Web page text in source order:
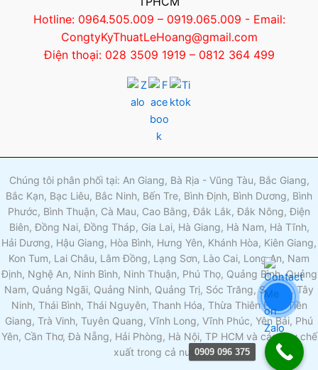
Hotline: 0964.505.009 – 0919.065.009 - Email:
CongtyKyThuatLeHoang@gmail.com
Điện thoại: 028 3509 1919 – 0812 364 499
Chúng tôi phân phối tại: An Giang, Bà Rịa - Vũng Tàu, Bắc Giang,
Bắc Kạn, Bạc Liêu, Bắc Ninh, Bến Tre, Bình Định, Bình Dương, Bình
Phước, Bình Thuận, Cà Mau, Cao Bằng, Đắk Lắk, Đắk Nông, Điện
Biên, Đồng Nai, Đồng Tháp, Gia Lai, Hà Giang, Hà Nam, Hà Tĩnh,
Hải Dương, Hậu Giang, Hòa Bình, Hưng Yên, Khánh Hòa, Kiên Giang,
Kon Tum, Lai Châu, Lâm Đồng, Lạng Sơn, Lào Cai, Long An, Nam
Định, Nghệ An, Ninh Bình, Ninh Thuận, Phú Thọ, Quảng Bình, Quảng
Nam, Quảng Ngãi, Quảng Ninh, Quảng Trị, Sóc Trăng, Sơn La, Tây
Ninh, Thái Bình, Thái Nguyên, Thanh Hóa, Thừa Thiên Huế, Tiền
Giang, Trà Vinh, Tuyên Quang, Vĩnh Long, Vĩnh Phúc, Yên Bái, Phú
Yên, Cần Thơ, Đà Nẵng, Hải Phòng, Hà Nội, TP HCM và các khu chế
xuất trong cả nước.0909 096 375